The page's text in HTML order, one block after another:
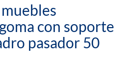
con soporte
pasador 50